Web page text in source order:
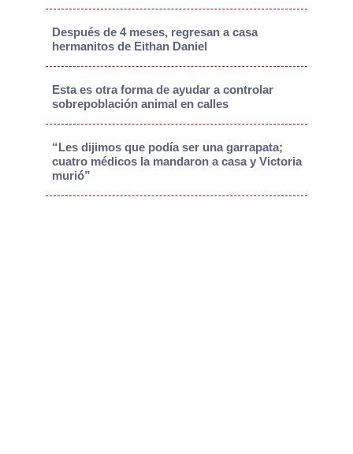
Después de 4 meses, regresan a casa
hermanitos de Eithan Daniel
Esta es otra forma de ayudar a controlar
sobrepoblación animal en calles
“Les dijimos que podía ser una garrapata;
cuatro médicos la mandaron a casa y Victoria
murió”